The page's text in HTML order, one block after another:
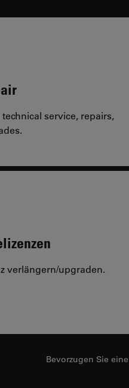
service, repairs,
verlängern/upgraden.
Bevorzugen Sie